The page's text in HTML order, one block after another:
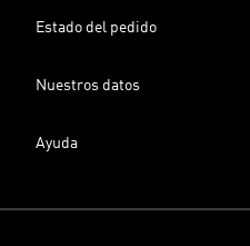
Estado del pedido
Nuestros datos
Ayuda